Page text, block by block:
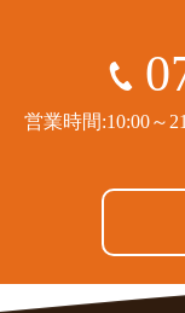
営業時間:10:00～